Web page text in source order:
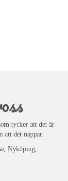
tycker att det är
att det nappar.
Nyköping,